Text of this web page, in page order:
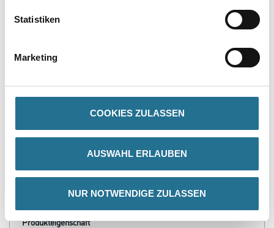
Statistiken
Marketing
COOKIES ZULASSEN
AUSWAHL ERLAUBEN
NUR NOTWENDIGE ZULASSEN
NMC Adefix Kleber 310ml
u.Verfugungsmater.
Bitte einloggen, um Preise zu
sehen
PRODUKTEIGENSCHAFTEN
Produkteigenschaft